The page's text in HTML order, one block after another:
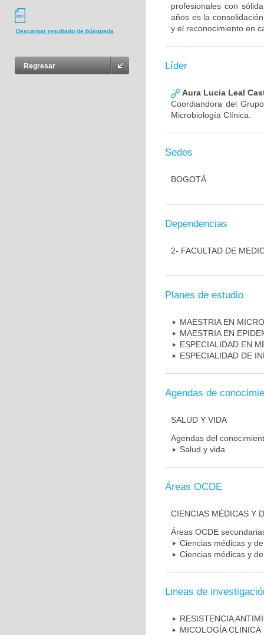
Descargar resultado de búsqueda
Regresar
profesionales con
años es la
y el reconocimiento en
Líder
Aura Lucia Leal
Coordiandora del
Microbiología Clínica.
Sedes
BOGOTÁ
Dependencias
2- FACULTAD DE
Planes de estudio
MAESTRIA EN
MAESTRIA EN
ESPECIALIDAD EN
ESPECIALIDAD DE
Agendas de
SALUD Y VIDA
Agendas del
Salud y vida
Áreas OCDE
CIENCIAS MÉDICAS Y
Áreas OCDE
Ciencias médicas y
Ciencias médicas y
Lineas de
RESISTENCIA
MICOLOGÍA CLINICA